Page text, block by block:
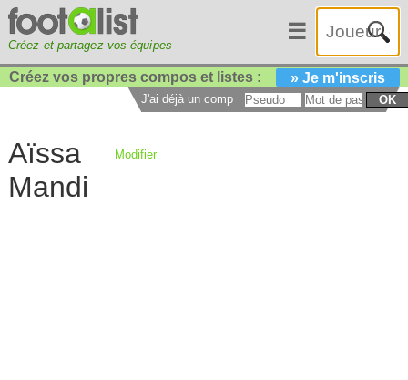
Créez et partagez vos équipes
☰
Créez vos propres compos et listes : » Je m'inscris
J'ai déjà un compte : OK
Aïssa
Mandi
Modifier